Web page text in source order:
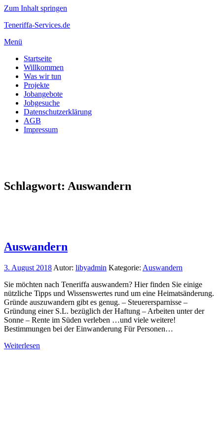
Zum Inhalt springen
Teneriffa-Services.de
Menü
Startseite
Willkommen
Was wir tun
Projekte
Jobangebote
Jobgesuche
Datenschutzerklärung
AGB
Impressum
Schlagwort: Auswandern
Auswandern
3. August 2018 Autor: libyadmin Kategorie: Auswandern
Sie möchten nach Teneriffa auswandern? Hier finden Sie einige
nützliche Tipps und Wissenswertes rund um eine Heimatsänderung.
Gründe auszuwandern gibt es genug. – Steuerersparnisse –
Gründung einer S.L. bezüglich der Haftung – Arbeiten unter der
Sonne – Rente im Süden verleben …und viele weitere!
Bestimmungen bei der Einwanderung Für Personen…
Weiterlesen